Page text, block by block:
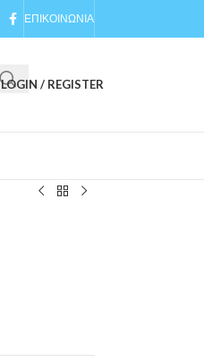
ΕΠΙΚΟΙΝΩΝΙΑ
LOGIN / REGISTER